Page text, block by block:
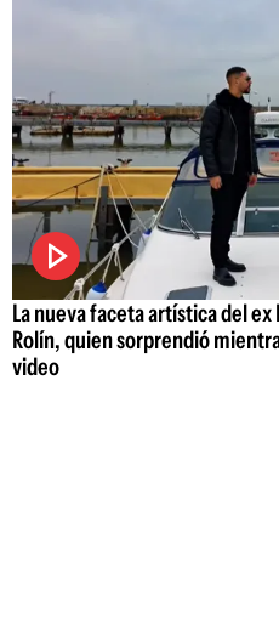
La nueva faceta artística del ex
Rolín, quien sorprendió
video